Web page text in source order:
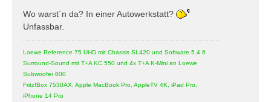
Wo warst´n da? In einer Autowerkstatt?
Unfassbar.
Loewe Reference 75 UHD mit Chassis SL420 und Software 5.4.6
Surround-Sound mit T+A KC 550 und 4x T+A K-Mini an Loewe
Subwoofer 800
Fritz!Box 7530AX, Apple MacBook Pro, AppleTV 4K, iPad Pro,
iPhone 14 Pro